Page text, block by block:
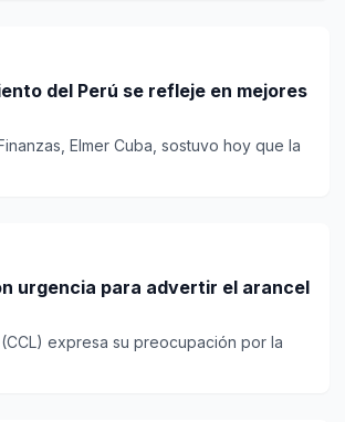
del Perú se refleje en mejores
Elmer Cuba, sostuvo hoy que la
urgencia para advertir el arancel
expresa su preocupación por la